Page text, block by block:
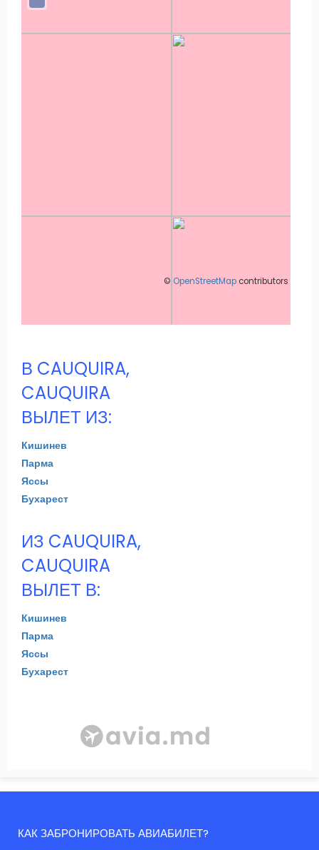
© OpenStreetMap contributors
В CAUQUIRA,
CAUQUIRA
ВЫЛЕТ ИЗ:
Кишинев
Парма
Яссы
Бухарест
ИЗ CAUQUIRA,
CAUQUIRA
ВЫЛЕТ В:
Кишинев
Парма
Яссы
Бухарест
КАК ЗАБРОНИРОВАТЬ АВИАБИЛЕТ?